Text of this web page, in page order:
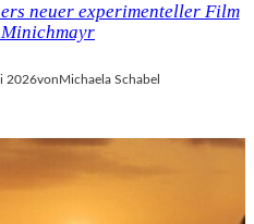
neuer experimenteller Film
2026vonMichaela Schabel